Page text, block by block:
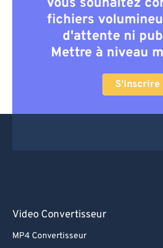
Vous souhaitez
fichiers
d'attente ni
Mettre à niveau
S'inscrire
Video Convertisseur
MP4 Convertisseur